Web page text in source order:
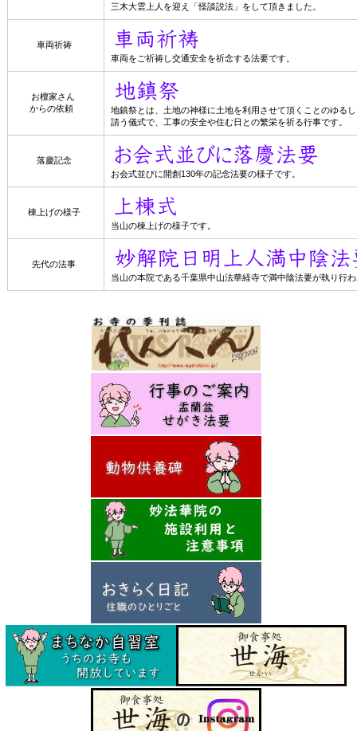
三木大雲上人を迎え「怪談説法」をして頂きました。
車両祈祷
車両をご祈祷し交通安全を祈念する法要です。
お檀家さん
からの依頼
地鎮祭とは、土地の神様に土地を利用させて頂くことのゆる
請う儀式で、工事の安全や住む日との繁栄を祈る行事です。
落慶記念
お会式並びに開創130年の記念法要の様子です。
棟上げの様子
当山の棟上げの様子です。
先代の法事
当山の本院である千葉県中山法華経寺で満中陰法要が執り行